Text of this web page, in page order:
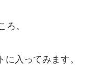
ろ。
入ってみます。